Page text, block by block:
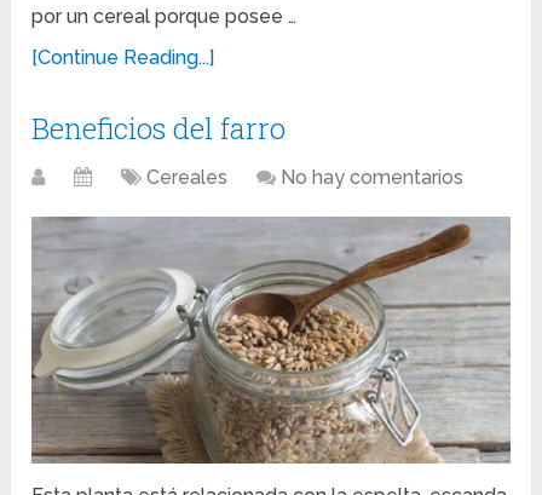
por un cereal porque posee …
[Continue Reading...]
Beneficios del farro
Cereales No hay comentarios